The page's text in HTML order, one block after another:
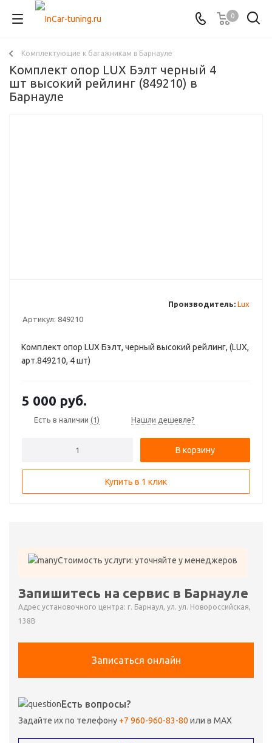
0
Комплектующие к багажникам в Барнауле
Комплект опор LUX Бэлт черный 4
шт высокий рейлинг (849210) в
Барнауле
Артикул: 849210
Производитель: Lux
Комплект опор LUX Бэлт, черный высокий рейлинг, (LUX,
арт.849210, 4 шт)
5 000 руб.
Есть в наличии (1) Нашли дешевле?
В корзину
Купить в 1 клик
Стоимость услуги: уточняйте у менеджеров
Запишитесь на сервис в Барнауле
Адрес установочного центра: г. Барнаул, ул. ул. Новороссийская,
138В
Записаться онлайн
Есть вопросы?
Задайте их по телефону +7 960-960-83-80 или в MAX